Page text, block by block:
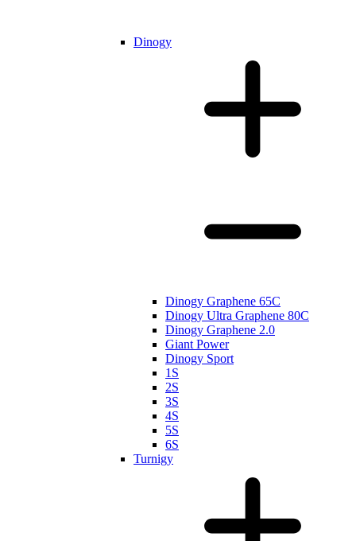
Dinogy
Dinogy Graphene 65C
Dinogy Ultra Graphene 80C
Dinogy Graphene 2.0
Giant Power
Dinogy Sport
1S
2S
3S
4S
5S
6S
Turnigy